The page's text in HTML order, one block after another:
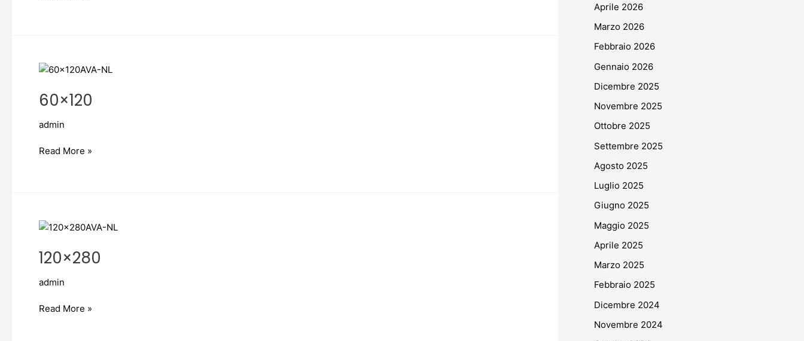
60×120
admin
60×120
Read More »
120×280
admin
120×280
Read More »
Aprile 2026
Marzo 2026
Febbraio 2026
Gennaio 2026
Dicembre 2025
Novembre 2025
Ottobre 2025
Settembre 2025
Agosto 2025
Luglio 2025
Giugno 2025
Maggio 2025
Aprile 2025
Marzo 2025
Febbraio 2025
Dicembre 2024
Novembre 2024